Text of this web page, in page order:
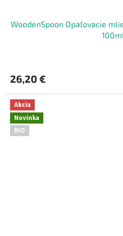
WoodenSpoon Opaľovacie
26,20 €
Akcia
Novinka
BIO